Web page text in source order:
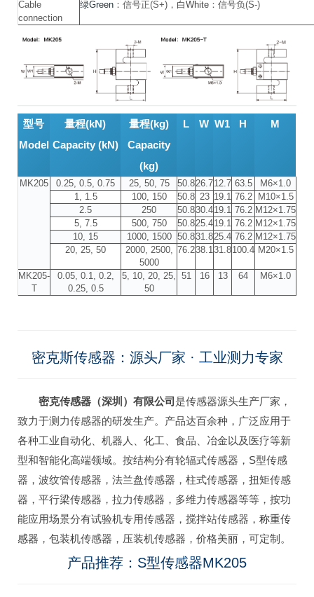
Cable
connection
绿Green ：信号正(S+)， 白White ：信号负(S-)
型号
Model
量程(kN)
Capacity (kN)
量程(kg)
Capacity
(kg)
L W W1 H M
MK205 0.25, 0.5, 0.75 25, 50, 75 50.826.712.7 63.5
M6×1.0
1, 1.5
100, 150 50.8 23 19.1 76.2
M10×1.5
2.5
250 50.830.419.1 76.2 M12×1.75
5, 7.5
500, 750 50.825.419.1 76.2 M12×1.75
10, 15
1000, 1500 50.831.825.4 76.2 M12×1.75
20, 25, 50
2000, 2500,
5000
76.238.131.8100.4 M20×1.5
MK205-
T
0.05, 0.1, 0.2,
0.25, 0.5
5, 10, 20, 25,
50
51 16 13 64 M6×1.0
密克斯传感器：源头厂家 · 工业测力专家
密克传感器（深圳）有限公司 是传感器源头生产厂家，
致力于测力传感器的研发生产。产品达百余种，广泛应用于
各种工业自动化、机器人、化工、食品、冶金以及医疗等新
型和智能化高端领域。按结构分有轮辐式传感器，S型传感
器，波纹管传感器，法兰盘传感器，柱式传感器，扭矩传感
器，平行梁传感器，拉力传感器，多维力传感器等等，按功
能应用场景分有试验机专用传感器，搅拌站传感器， 称重传
感器 ，包装机传感器，压装机传感器，价格美丽，可定制。
产品推荐：S型传感器MK205